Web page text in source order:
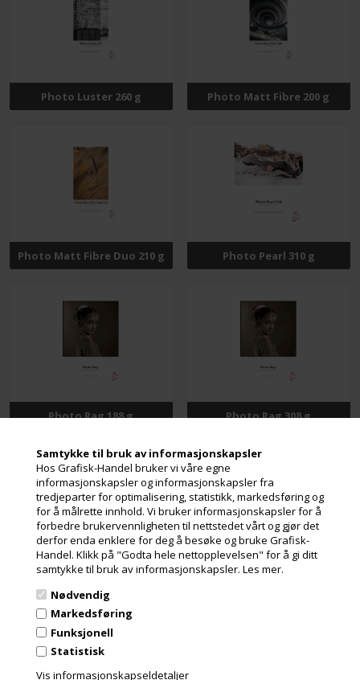
Samtykke til bruk av informasjonskapsler
Hos Grafisk-Handel bruker vi våre egne
informasjonskapsler og informasjonskapsler fra
tredjeparter for optimalisering, statistikk, markedsføring og
for å målrette innhold. Vi bruker informasjonskapsler for å
forbedre brukervennligheten til nettstedet vårt og gjør det
derfor enda enklere for deg å besøke og bruke Grafisk-
Handel. Klikk på "Godta hele nettopplevelsen" for å gi ditt
samtykke til bruk av informasjonskapsler. Les mer.
Nødvendig
Markedsføring
Funksjonell
Statistisk
Vis informasjonskapseldetaljer
Photo Luster 260 g Photo Matt Fibre 200 g
Photo Matt Fibre Duo 210 g Photo Pearl 310 g
Photo Rag 188 g Photo Rag 308 g
Photo Rag 500 g Photo Rag Baryta